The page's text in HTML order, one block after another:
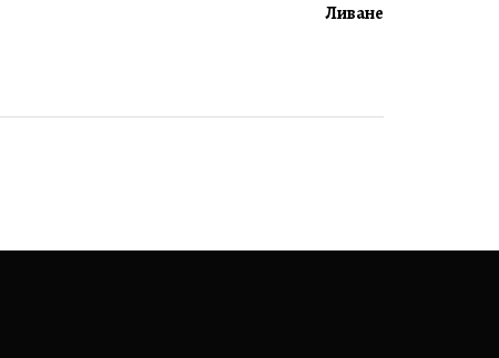
Ливане